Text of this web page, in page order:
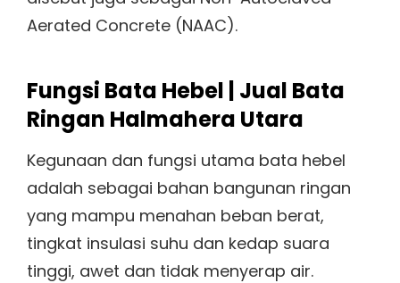
Aerated Concrete (NAAC).
Fungsi Bata Hebel | Jual Bata
Ringan Halmahera Utara
Kegunaan dan fungsi utama bata hebel
adalah sebagai bahan bangunan ringan
yang mampu menahan beban berat,
tingkat insulasi suhu dan kedap suara
tinggi, awet dan tidak menyerap air.